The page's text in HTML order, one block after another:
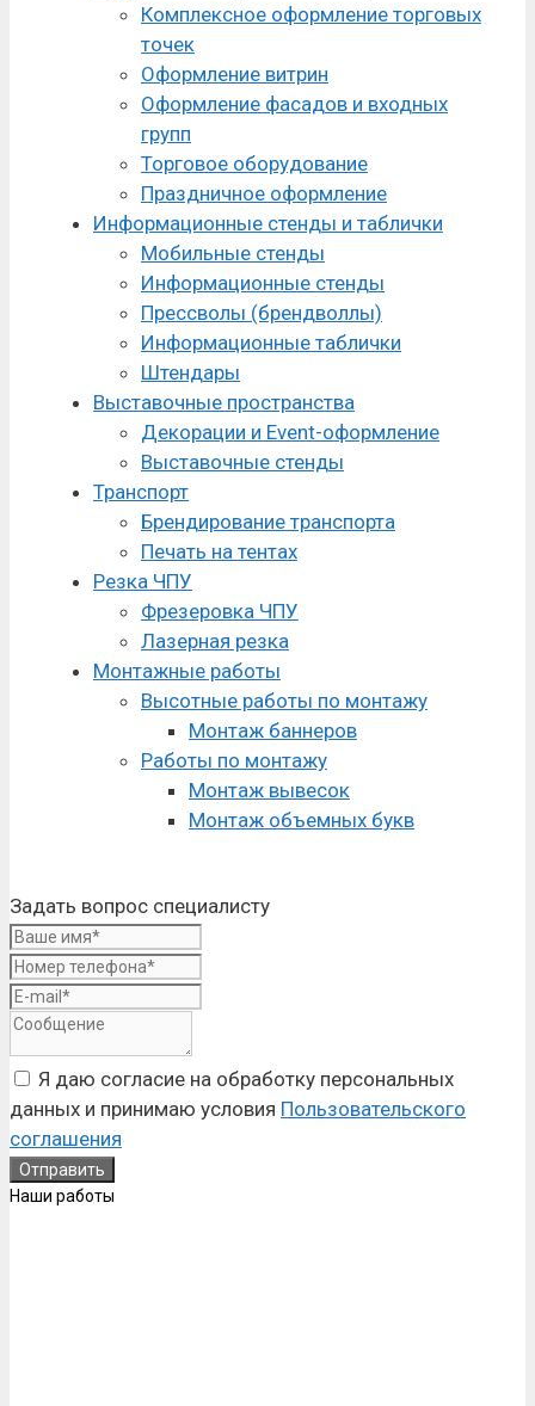
Комплексное оформление торговых
точек
Оформление витрин
Оформление фасадов и входных
групп
Торговое оборудование
Праздничное оформление
Информационные стенды и таблички
Мобильные стенды
Информационные стенды
Прессволы (брендволлы)
Информационные таблички
Штендары
Выставочные пространства
Декорации и Event-оформление
Выставочные стенды
Транспорт
Брендирование транспорта
Печать на тентах
Резка ЧПУ
Фрезеровка ЧПУ
Лазерная резка
Монтажные работы
Высотные работы по монтажу
Монтаж баннеров
Работы по монтажу
Монтаж вывесок
Монтаж объемных букв
Задать вопрос специалисту
Я даю согласие на обработку персональных
данных и принимаю условия Пользовательского
соглашения
Наши работы